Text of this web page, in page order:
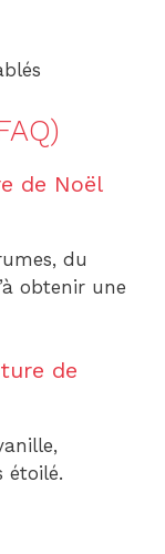
de Noël
du
obtenir une
de
étoilé.